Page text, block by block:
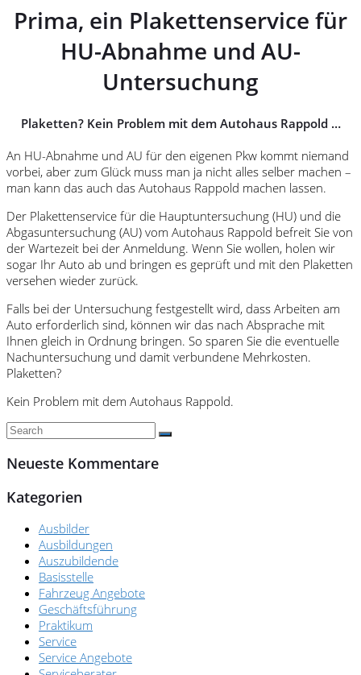
Prima, ein Plakettenservice für
HU-Abnahme und AU-
Untersuchung
Plaketten? Kein Problem mit dem Autohaus Rappold …
An HU-Abnahme und AU für den eigenen Pkw kommt niemand
vorbei, aber zum Glück muss man ja nicht alles selber machen –
man kann das auch das Autohaus Rappold machen lassen.
Der Plakettenservice für die Hauptuntersuchung (HU) und die
Abgasuntersuchung (AU) vom Autohaus Rappold befreit Sie von
der Wartezeit bei der Anmeldung. Wenn Sie wollen, holen wir
sogar Ihr Auto ab und bringen es geprüft und mit den Plaketten
versehen wieder zurück.
Falls bei der Untersuchung festgestellt wird, dass Arbeiten am
Auto erforderlich sind, können wir das nach Absprache mit
Ihnen gleich in Ordnung bringen. So sparen Sie die eventuelle
Nachuntersuchung und damit verbundene Mehrkosten.
Plaketten?
Kein Problem mit dem Autohaus Rappold.
Neueste Kommentare
Kategorien
Ausbilder
Ausbildungen
Auszubildende
Basisstelle
Fahrzeug Angebote
Geschäftsführung
Praktikum
Service
Service Angebote